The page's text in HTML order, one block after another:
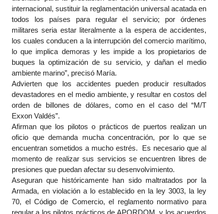
internacional, sustituir la reglamentación universal acatada en
todos los países para regular el servicio; por órdenes
militares seria estar literalmente a la espera de accidentes,
los cuales conducen a la interrupción del comercio marítimo,
lo que implica demoras y les impide a los propietarios de
buques la optimización de su servicio, y dañan el medio
ambiente marino”, precisó María.
Advierten que los accidentes pueden producir resultados
devastadores en el medio ambiente, y resultar en costos del
orden de billones de dólares, como en el caso del “M/T
Exxon Valdés”.
Afirman que los pilotos o prácticos de puertos realizan un
oficio que demanda mucha concentración, por lo que se
encuentran sometidos a mucho estrés. Es necesario que al
momento de realizar sus servicios se encuentren libres de
presiones que puedan afectar su desenvolvimiento.
Aseguran que históricamente han sido maltratados por la
Armada, en violación a lo establecido en la ley 3003, la ley
70, el Código de Comercio, el reglamento normativo para